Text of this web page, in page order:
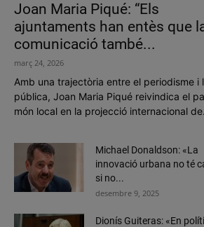
Joan Maria Piqué: “Els
ajuntaments han entès que
comunicació també...
març 24, 2026
Amb una trajectòria entre el periodisme i
pública, Joan Maria Piqué reivindica el
món local en la projecció internacional
Michael Donaldson: «La
innovació urbana no té
si no...
desembre 9, 2025
Dionís Guiteras: «En